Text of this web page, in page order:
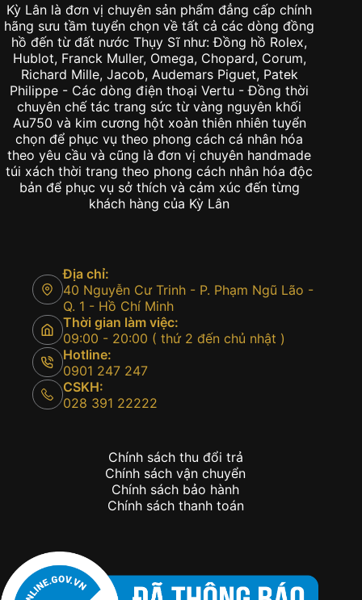
Kỳ Lân là đơn vị chuyên sản phẩm đẳng cấp chính
hãng sưu tầm tuyển chọn về tất cả các dòng đồng
hồ đến từ đất nước Thụy Sĩ như: Đồng hồ Rolex,
Hublot, Franck Muller, Omega, Chopard, Corum,
Richard Mille, Jacob, Audemars Piguet, Patek
Philippe - Các dòng điện thoại Vertu - Đồng thời
chuyên chế tác trang sức từ vàng nguyên khối
Au750 và kim cương hột xoàn thiên nhiên tuyển
chọn để phục vụ theo phong cách cá nhân hóa
theo yêu cầu và cũng là đơn vị chuyên handmade
túi xách thời trang theo phong cách nhân hóa độc
bản để phục vụ sở thích và cảm xúc đến từng
khách hàng của Kỳ Lân
Địa chỉ:
40 Nguyễn Cư Trinh - P. Phạm Ngũ Lão -
Q. 1 - Hồ Chí Minh
Thời gian làm việc:
09:00 - 20:00 ( thứ 2 đến chủ nhật )
Hotline:
0901 247 247
CSKH:
028 391 22222
Chính sách thu đổi trả
Chính sách vận chuyển
Chính sách bảo hành
Chính sách thanh toán